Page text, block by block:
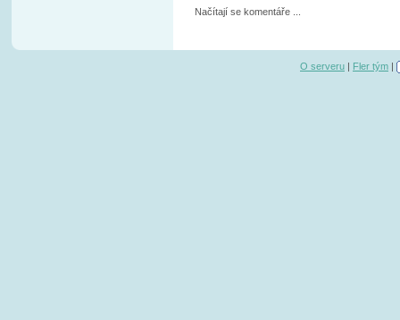
Načítají se komentáře ...
O serveru | Fler tým |